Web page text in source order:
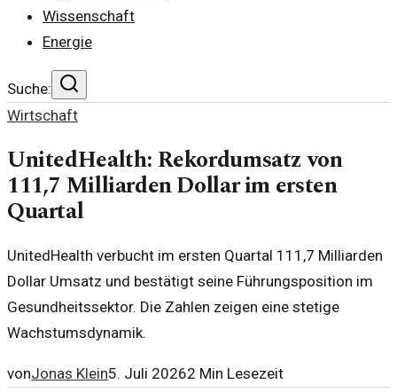
Wissenschaft
Energie
Suche:
Wirtschaft
UnitedHealth: Rekordumsatz von
111,7 Milliarden Dollar im ersten
Quartal
UnitedHealth verbucht im ersten Quartal 111,7 Milliarden
Dollar Umsatz und bestätigt seine Führungsposition im
Gesundheitssektor. Die Zahlen zeigen eine stetige
Wachstumsdynamik.
vonJonas Klein5. Juli 20262 Min Lesezeit